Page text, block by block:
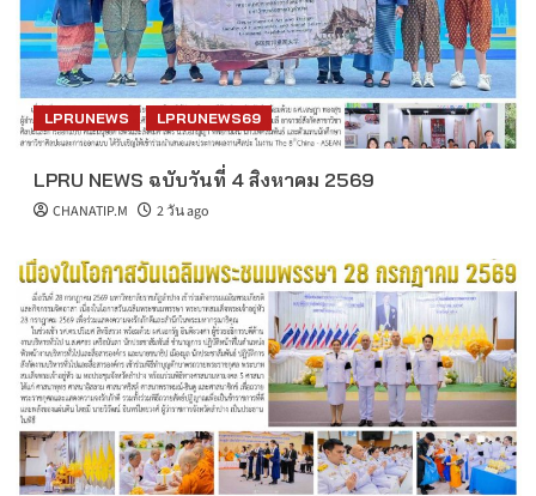
LPRUNEWS LPRUNEWS69
LPRU NEWS ฉบับวันที่ 4 สิงหาคม 2569
CHANATIP.M 2 วัน ago